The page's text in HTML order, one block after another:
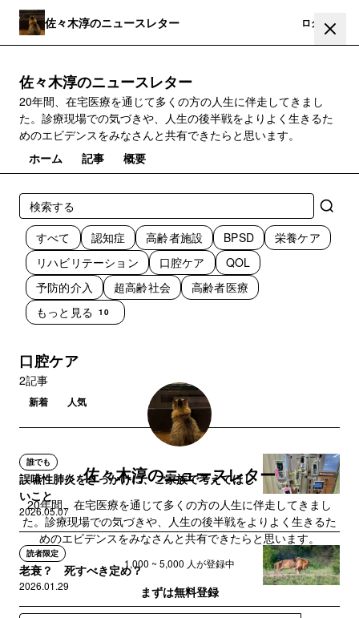
佐々木淳のニュースレター ログイン
佐々木淳のニュースレター
20年間、在宅医療を通じて多くの方の人生に伴走してきまし
た。診療現場での気づきや、人生の後半戦をよりよく生きるた
めのエビデンスをみなさんと共有できたらと思います。
ホーム
記事 概要
すべて 認知症 高齢者施設 BPSD
栄養ケア
リハビリテーション
口腔ケア
QOL
予防的介入
超高齢社会
高齢者医療
もっと見る 10
口腔ケア
2記事
新着 人気
誰でも
誤嚥性肺炎をきっかけに、ご家族で考えてほし
いこと
2026.05.07
読者限定
老衰？ 死すべき定め？
2026.01.29
佐々木淳のニュースレター
20年間、在宅医療を通じて多くの方の人生に伴走してきまし
た。診療現場での気づきや、人生の後半戦をよりよく生きるた
めのエビデンスをみなさんと共有できたらと思います。
1,000 ~ 5,000 人が登録中
まずは無料登録